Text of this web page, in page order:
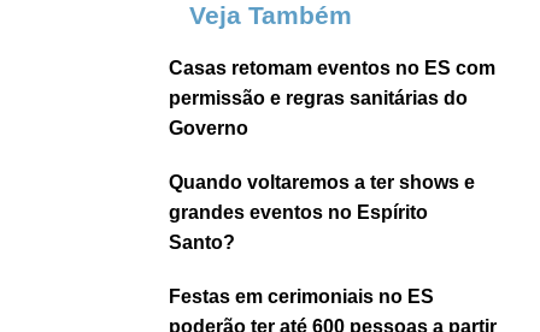
Veja Também
Casas retomam eventos no ES com
permissão e regras sanitárias do
Governo
Quando voltaremos a ter shows e
grandes eventos no Espírito
Santo?
Festas em cerimoniais no ES
poderão ter até 600 pessoas a partir